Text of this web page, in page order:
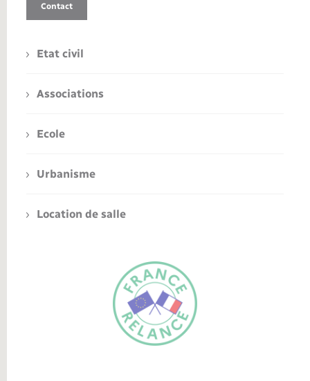
Contact
Etat civil
Associations
Ecole
Urbanisme
Location de salle